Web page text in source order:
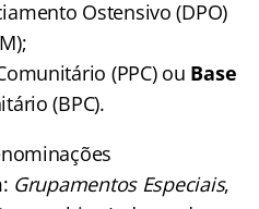
Ostensivo (DPO)
(PPC) ou Base
(BPC).
Grupamentos Especiais,